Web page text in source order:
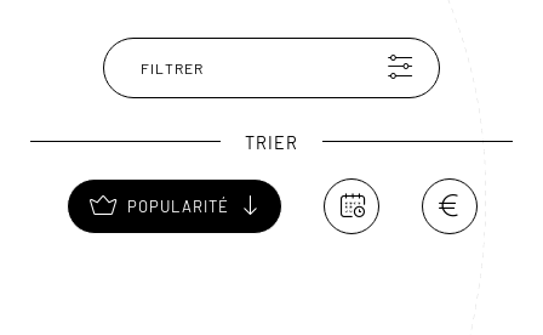
costumes traditionnels aux couleurs éclatantes. Une
étape enchanteresse !
FILTRER
TRIER
POPULARITÉ